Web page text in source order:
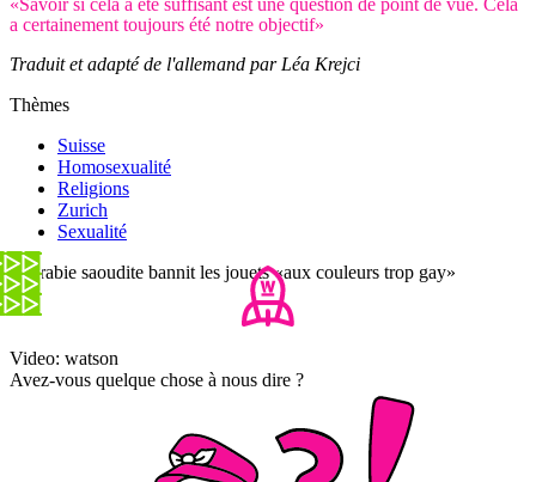
a certainement toujours été notre objectif»
Traduit et adapté de l'allemand par Léa Krejci
Thèmes
Suisse
Homosexualité
Religions
Zurich
Sexualité
L'Arabie saoudite bannit les jouets «aux couleurs trop gay»
Video: watson
Avez-vous quelque chose à nous dire ?